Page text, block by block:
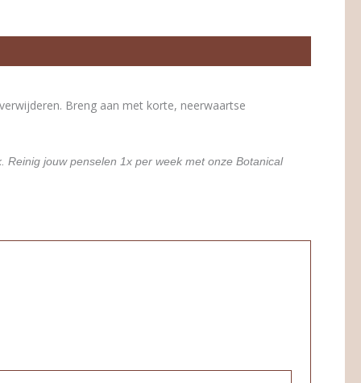
Breng aan met korte, neerwaartse
Reinig jouw penselen 1x per week met onze Botanical